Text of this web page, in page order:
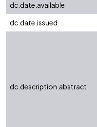
dc.date.available
dc.date.issued
dc.description.abstract